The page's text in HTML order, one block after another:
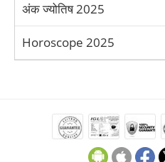
अंक ज्योतिष 2025
Horoscope 2025